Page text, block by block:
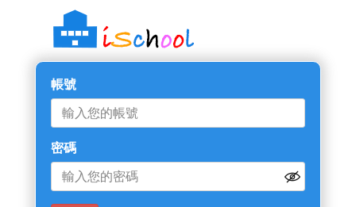
帳號
密碼